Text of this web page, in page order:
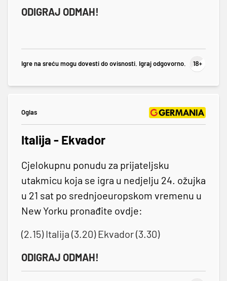
ODIGRAJ ODMAH!
Igre na sreću mogu dovesti do ovisnosti. Igraj odgovorno.
Oglas
Italija - Ekvador
Cjelokupnu ponudu za prijateljsku
utakmicu koja se igra u nedjelju 24. ožujka
u 21 sat po srednjoeuropskom vremenu u
New Yorku pronađite ovdje:
(2.15) Italija (3.20) Ekvador (3.30)
ODIGRAJ ODMAH!